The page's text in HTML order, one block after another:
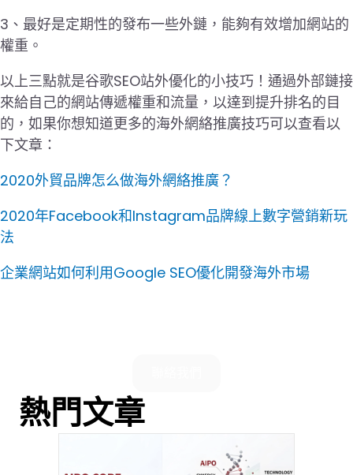
3、最好是定期性的發布一些外鏈，能夠有效增加網站的
權重。
以上三點就是谷歌SEO站外優化的小技巧！通過外部鏈接
來給自己的網站傳遞權重和流量，以達到提升排名的目
的，如果你想知道更多的海外網絡推廣技巧可以查看以
下文章：
2020外貿品牌怎么做海外網絡推廣？
2020年Facebook和Instagram品牌線上數字營銷新玩
法
企業網站如何利用Google SEO優化開發海外市場
熱門文章